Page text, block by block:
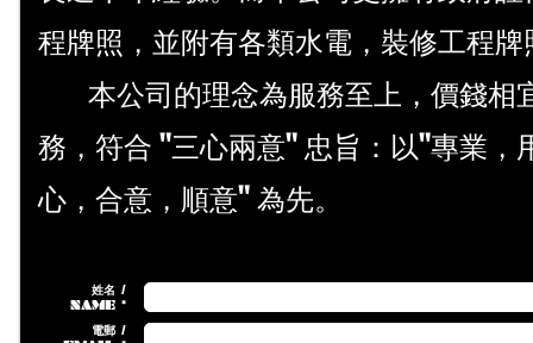
姓名 /
NAME *
電郵 /
程牌照，並附有各類水電，裝修工程牌
本公司的理念為服務至上，價錢相
務，符合 "三心兩意" 忠旨：以"專業，
心，合意，順意" 為先。